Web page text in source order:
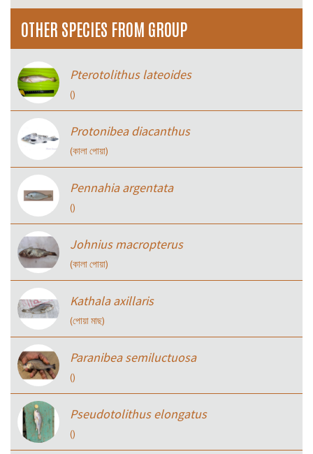
OTHER SPECIES FROM GROUP
Pterotolithus lateoides
()
Protonibea diacanthus
(কালা পোয়া)
Pennahia argentata
()
Johnius macropterus
(কালা পোয়া)
Kathala axillaris
(পোয়া মাছ)
Paranibea semiluctuosa
()
Pseudotolithus elongatus
()